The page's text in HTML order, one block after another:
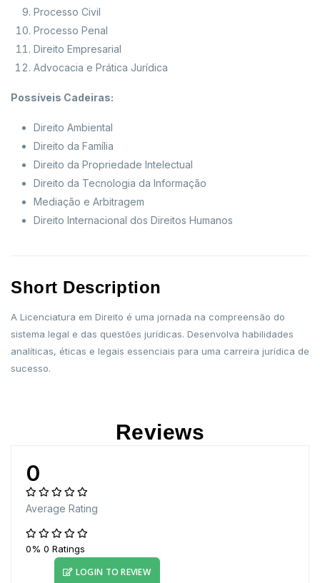
Processo Civil
Processo Penal
Direito Empresarial
Advocacia e Prática Jurídica
Possíveis Cadeiras:
Direito Ambiental
Direito da Família
Direito da Propriedade Intelectual
Direito da Tecnologia da Informação
Mediação e Arbitragem
Direito Internacional dos Direitos Humanos
Short Description
A Licenciatura em Direito é uma jornada na compreensão do
sistema legal e das questões jurídicas. Desenvolva habilidades
analíticas, éticas e legais essenciais para uma carreira jurídica de
sucesso.
Reviews
0
Average Rating
0% 0 Ratings
LOGIN TO REVIEW